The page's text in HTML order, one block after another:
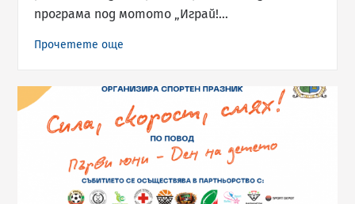
програма под мотото „Играй!…
Прочетете още